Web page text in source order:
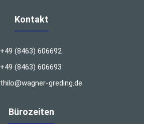
Kontakt
+49 (8463) 606692
+49 (8463) 606693
thilo@wagner-greding.de
Bürozeiten